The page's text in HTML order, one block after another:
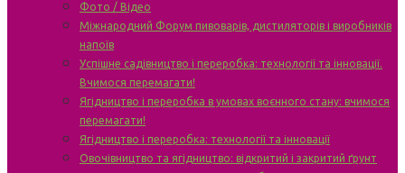
Фото / Відео
Міжнародний Форум пивоварів, дистиляторів і виробників
напоїв
Успішне садівництво і переробка: технології та інновації.
Вчимося перемагати!
Ягідництво і переробка в умовах воєнного стану: вчимося
перемагати!
Ягідництво і переробка: технології та інновації
Овочівництво та ягідництво: відкритий і закритий ґрунт